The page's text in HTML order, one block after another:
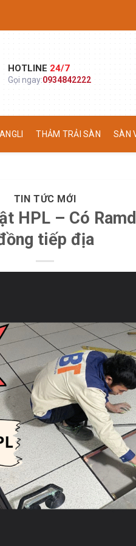
HOTLINE24/7
Gọi ngay:0934842222
THẢM TRẢI SÀN SÀN
TIN TỨC MỚI
HPL – Có
tiếp địa